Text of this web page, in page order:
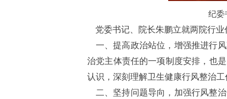
纪委
党委书记、院长朱鹏立就两院行
一、提高政治站位，增强推进行
治党主体责任的一项制度安排，也
认识，深刻理解卫生健康行风整治
二、坚持问题导向，加强行风整